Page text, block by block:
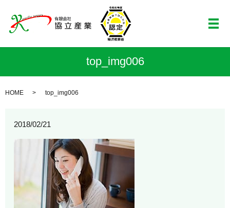
メ
top_img006
HOME top_img006
2018/02/21